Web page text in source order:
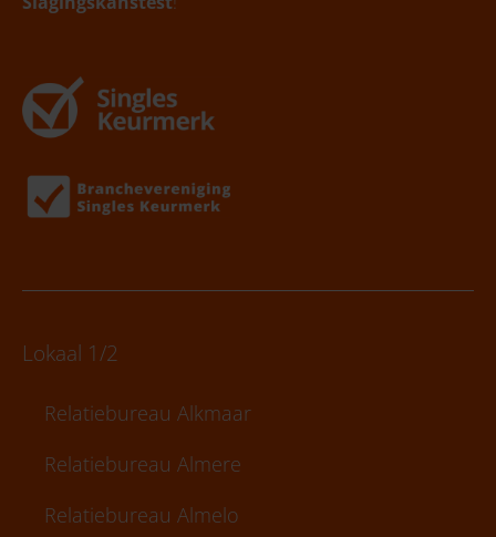
Lokaal 1/2
Relatiebureau Alkmaar
Relatiebureau Almere
Relatiebureau Almelo